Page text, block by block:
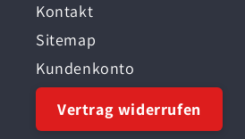
Kontakt
Sitemap
Kundenkonto
Vertrag widerrufen